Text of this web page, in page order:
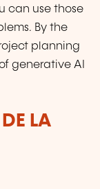
can use those
By the
planning
generative AI
LA